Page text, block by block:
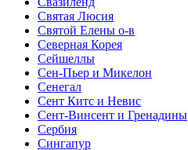
Святая Люсия
Святой Елены о-в
Северная Корея
Сейшеллы
Сен-Пьер и Микелон
Сенегал
Сент Китс и Невис
Сент-Винсент и Гренадины
Сербия
Сингапур